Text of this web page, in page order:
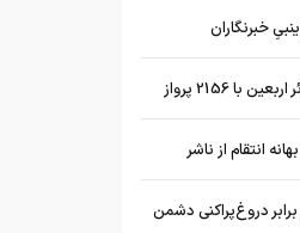
خبرنگاران
انتقام از ناشر
دروغ‌پراکنی دشمن